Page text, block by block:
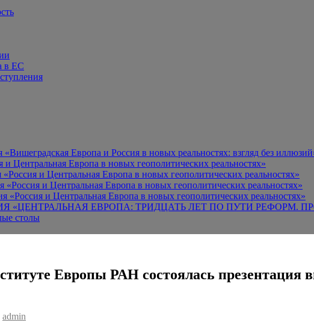
в ЕС
Европа и Россия в новых реальностях: взгляд без
Центральная Европа в новых геополитических реальностях»
и Центральная Европа в новых геополитических реальностях»
и Центральная Европа в новых геополитических реальностях»
«Россия и Центральная Европа в новых геополитических реальностях»
«ЦЕНТРАЛЬНАЯ ЕВРОПА: ТРИДЦАТЬ ЛЕТ ПО ПУТИ РЕФОРМ.
столы
Европы РАН состоялась
admin